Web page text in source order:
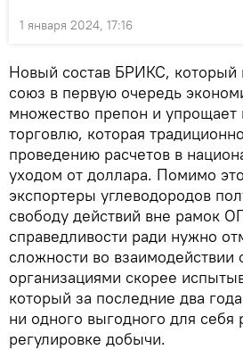
1 января 2024, 17:16
Новый состав БРИКС,
союз в первую очередь
множество препон и упрощает
торговлю, которая
проведению расчетов в
уходом от доллара. Помимо
экспортеры углеводородов
свободу действий вне рамок
справедливости ради нужно
сложности во взаимодействии
организациями скорее
который за последние два
ни одного выгодного для себя
регулировке добычи.